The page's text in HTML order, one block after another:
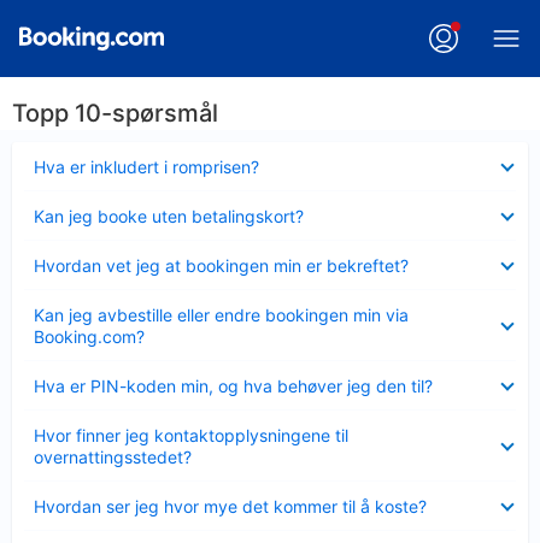
Topp 10-spørsmål
Hva er inkludert i romprisen?
mindre
Kan jeg booke uten betalingskort?
mindre
Hvordan vet jeg at bookingen min er bekreftet?
mindre
Kan jeg avbestille eller endre bookingen min via
Booking.com?
mindre
Hva er PIN-koden min, og hva behøver jeg den til?
mindre
Hvor finner jeg kontaktopplysningene til
overnattingsstedet?
mindre
Hvordan ser jeg hvor mye det kommer til å koste?
mindre